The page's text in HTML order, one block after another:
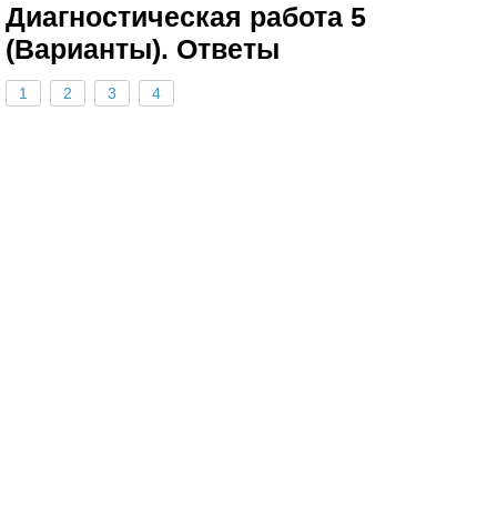
Диагностическая работа 5
(Варианты). Ответы
1 2 3 4